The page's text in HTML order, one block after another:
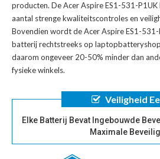
producten. DeAcer Aspire ES1-531-P1UK
aantal strenge kwaliteitscontroles en
Bovendien wordt deAcer Aspire ES1-
batterijrechtstreeks op
daarom ongeveer 20-50% minder dan
fysieke winkels.
Veiligheid
Elke Batterij Bevat Ingebouwde
Maximale